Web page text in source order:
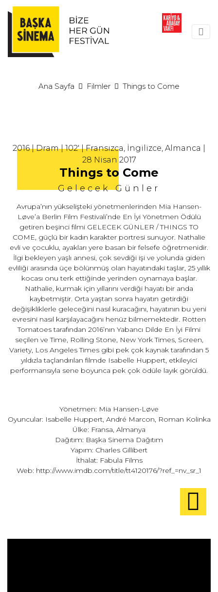
Ana Sayfa Filmler Things to Come
2016 | Dram | 102' | Fransızca, İngilizce, Almanca |
28 Nisan 2017
Things to Come
Gelecek Günler
Avrupa’nın yükselişteki yönetmenlerinden Mia Hansen-
Løve’a Berlin Film Festivali’nde En İyi Yönetmen Ödülü
getiren beşinci filmi GELECEK GÜNLER / THINGS TO
COME, güçlü bir kadın karakter portresi sunuyor. Nathalie
evli ve çocuklu, ayakları yere basan bir felsefe öğretmenidir.
İlgi bekleyen yaşlı annesi, çok sevdiği işi ve yolunda giden
evliliği arasında üçe bölünmüş olan hayatındaki taşlar, 25 yıllık
kocası onu terk ettiğinde yerinden oynamaya başlar.
Nathalie, kurmak için yıllarını verdiği hayatı bir anda
kaybetmiştir. Orta yaştan sonra hayatın getirdiği
değişikliklerle geleceğini nasıl kuracağını, hayatının bu yeni
evresini nasıl karşılayacağını henüz bilmemektedir. Rotten
Tomatoes tarafından 2016’nın Yabancı Dilde En İyi Filmi
seçilen ve Time, Rolling Stone, New York Times, Screen,
Variety, Los Angeles Times gibi pek çok kaynak tarafından 5
yıldızla taçlandırılan filmde Isabelle Huppert, etkileyici
performansıyla sene boyunca pek çok ödüle layık görüldü.
Yönetmen: Mia Hansen-Løve
Oyuncular: Isabelle Huppert, André Marcon, Roman Kolinka
Ülke: Fransa, Almanya
Dağıtım: Başka Sinema Dağıtım
Yapım: Charles Gillibert
İthalat: Fabula Films
Web: http://www.imdb.com/title/tt4120176/?ref_=nv_sr_1